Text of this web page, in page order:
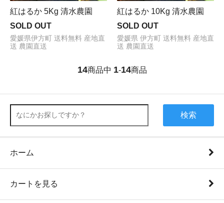
紅はるか 5Kg 清水農園
SOLD OUT
愛媛県伊方町 送料無料 産地直
送 農園直送
紅はるか 10Kg 清水農園
SOLD OUT
愛媛県 伊方町 送料無料 産地直
送 農園直送
14商品中 1-14商品
検索
ホーム
カートを見る